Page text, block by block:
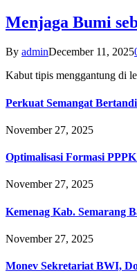
Menjaga Bumi
By adminDecember 11, 2025
Kabut tipis menggantung di
Perkuat Semangat
November 27, 2025
Optimalisasi Formasi
November 27, 2025
Kemenag Kab. Semarang
November 27, 2025
Monev Sekretariat BWI,